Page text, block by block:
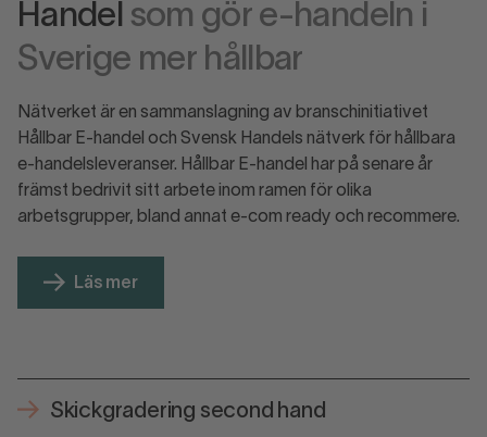
Handel som gör e-handeln i
Sverige mer hållbar
Nätverket är en sammanslagning av branschinitiativet
Hållbar E-handel och Svensk Handels nätverk för hållbara
e-handelsleveranser. Hållbar E-handel har på senare år
främst bedrivit sitt arbete inom ramen för olika
arbetsgrupper, bland annat e-com ready och recommere.
Läs mer
Skickgradering second hand